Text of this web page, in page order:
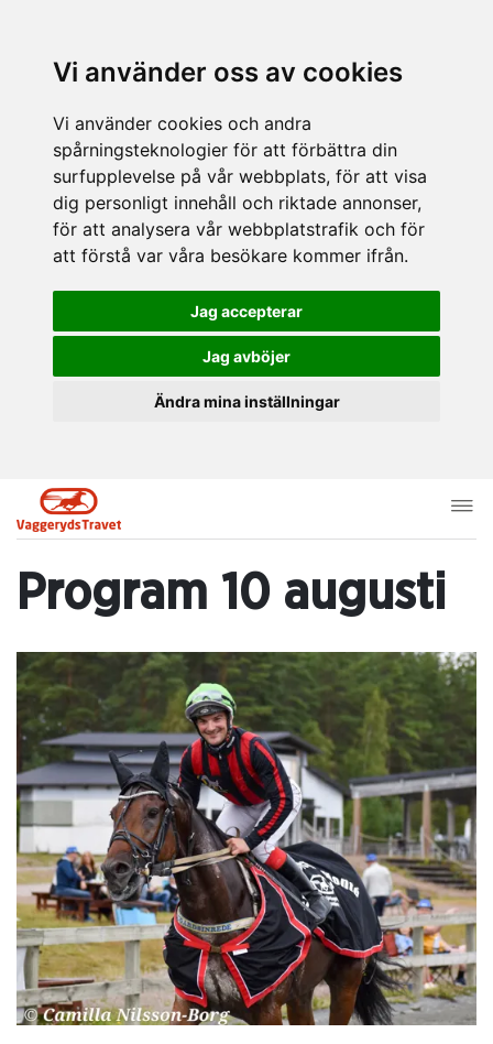
Vi använder oss av cookies
Vi använder cookies och andra
spårningsteknologier för att förbättra din
surfupplevelse på vår webbplats, för att visa
dig personligt innehåll och riktade annonser,
för att analysera vår webbplatstrafik och för
att förstå var våra besökare kommer ifrån.
Jag accepterar
Jag avböjer
Ändra mina inställningar
Program 10 augusti